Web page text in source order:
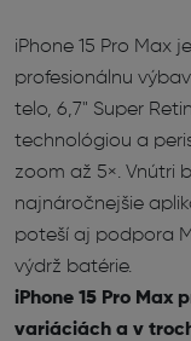
iPhone 15 Pro Max
profesionálnu
telo, 6,7" Super
technológiou a
zoom až 5×. Vnútri
najnáročnejšie
poteší aj podpora
výdrž batérie.
iPhone 15 Pro Max
variáciách a v